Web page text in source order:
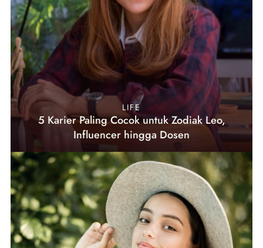
LIFE
5 Karier Paling Cocok untuk Zodiak Leo,
Influencer hingga Dosen